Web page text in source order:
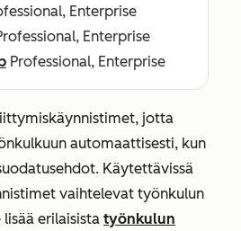
Enterprise
Enterprise
Professional, Enterprise
jotta
automaattisesti, kun
Käytettävissä
vaihtelevat työnkulun
erilaisista työnkulun